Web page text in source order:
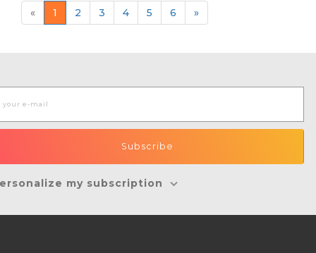
« 1 2 3 4 5 6 »
my subscription